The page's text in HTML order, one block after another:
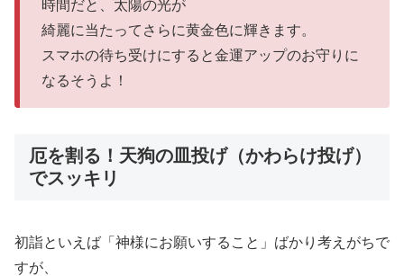
時間だと、太陽の光が
綺麗に当たってさらに黄金色に輝きます。
スマホの待ち受けにすると金運アップのお守りに
なるそうよ！
厄を割る！天狗の皿投げ（かわらけ投げ）
でスッキリ
初詣といえば「神様にお願いすること」ばかり考えがちで
すが、